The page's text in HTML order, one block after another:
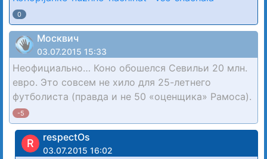
0
Москвич
03.07.2015 15:33
Неофициально… Коно обошелся Севильи 20 млн.
евро. Это совсем не хило для 25-летнего
футболиста (правда и не 50 «оценщика» Рамоса).
-5
R respectOs
03.07.2015 16:02